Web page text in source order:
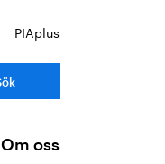
PIAplus
Om oss